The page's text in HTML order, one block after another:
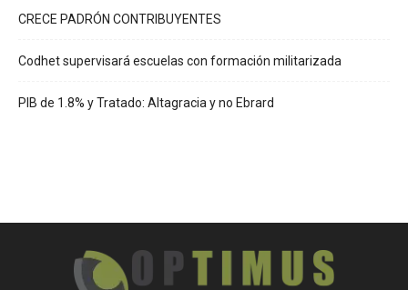
CRECE PADRÓN CONTRIBUYENTES
Codhet supervisará escuelas con formación militarizada
PIB de 1.8% y Tratado: Altagracia y no Ebrard